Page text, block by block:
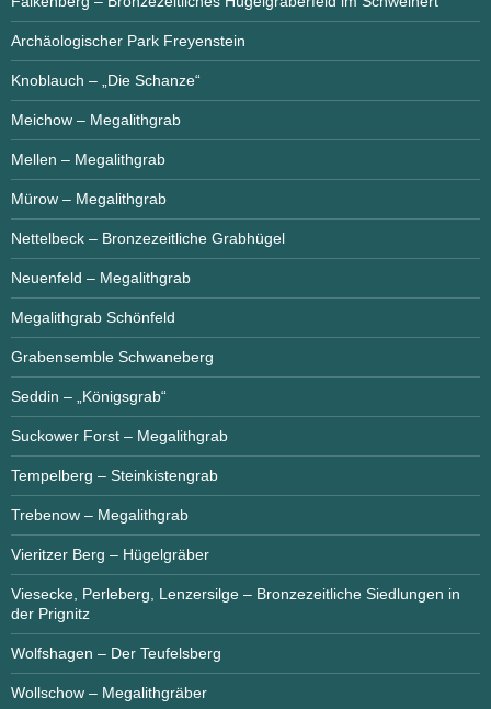
Archäologischer Park Freyenstein
Knoblauch – „Die Schanze“
Meichow – Megalithgrab
Mellen – Megalithgrab
Mürow – Megalithgrab
Nettelbeck – Bronzezeitliche Grabhügel
Neuenfeld – Megalithgrab
Megalithgrab Schönfeld
Grabensemble Schwaneberg
Seddin – „Königsgrab“
Suckower Forst – Megalithgrab
Tempelberg – Steinkistengrab
Trebenow – Megalithgrab
Vieritzer Berg – Hügelgräber
Viesecke, Perleberg, Lenzersilge – Bronzezeitliche Siedlungen in
der Prignitz
Wolfshagen – Der Teufelsberg
Wollschow – Megalithgräber